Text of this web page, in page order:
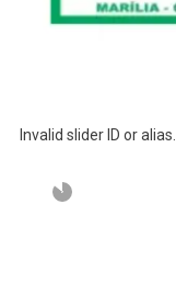
Invalid slider ID or alias.